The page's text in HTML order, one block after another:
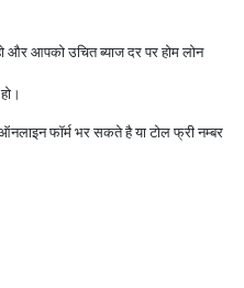
आपको उचित ब्याज दर पर होम लोन
फॉर्म भर सकते है या टोल फ्री नम्बर